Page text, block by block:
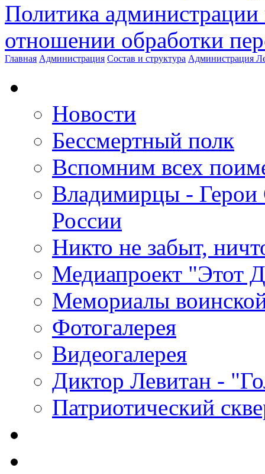
Политика
отношении обработки
Главная Администрация Состав и структура Администрация
Новости
Бессмертный полк
Вспомним всех
Владимирцы - Герои
России
Никто не забыт,
Медиапроект "Этот
Мемориалы
Фотогалерея
Видеогалерея
Диктор Левитан -
Патриотический